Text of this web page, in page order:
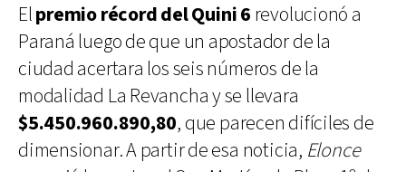
Elpremio récord del Quini 6 revolucionó a
Paraná luego de que un apostador de la
ciudad acertara los seis números de la
modalidad La Revancha y se llevara
$5.450.960.890,80, que parecen difíciles de
dimensionar. A partir de esa noticia, Elonce